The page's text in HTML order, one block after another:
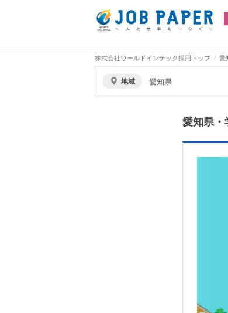
株式会社ワールドインテック採用トップ 愛
地域 愛知県
愛知県・